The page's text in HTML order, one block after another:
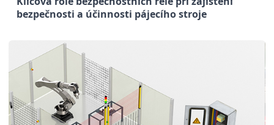
bezpečnosti a účinnosti pájecího stroje